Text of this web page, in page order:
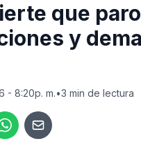
que
y
- 8:20p. m.•3 min de lectura